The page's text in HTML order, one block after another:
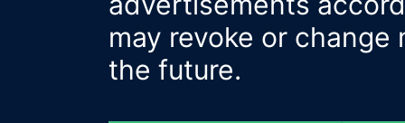
may revoke or
the future.